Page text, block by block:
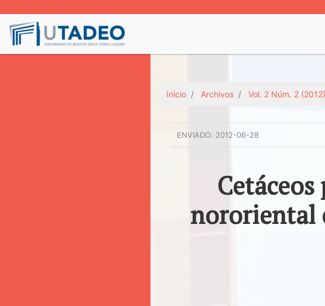
Inicio Archivos Vol. 2 Núm. 2 (2012)
ENVIADO: 2012-06-28
nororiental